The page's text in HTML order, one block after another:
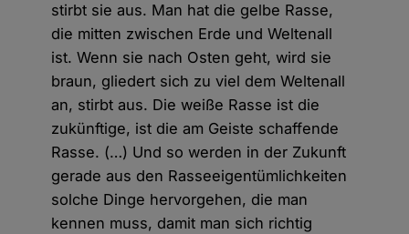
stirbt sie aus. Man hat die gelbe Rasse,
die mitten zwischen Erde und Weltenall
ist. Wenn sie nach Osten geht, wird sie
braun, gliedert sich zu viel dem Weltenall
an, stirbt aus. Die weiße Rasse ist die
zukünftige, ist die am Geiste schaffende
Rasse. (…) Und so werden in der Zukunft
gerade aus den Rasseeigentümlichkeiten
solche Dinge hervorgehen, die man
kennen muss, damit man sich richtig